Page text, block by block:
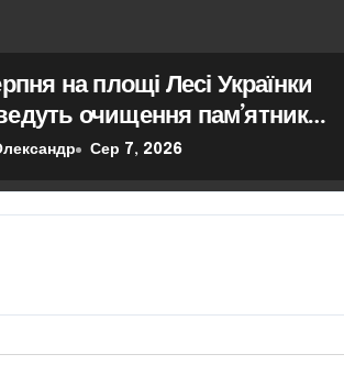
на площі Лесі Українки
очищення пам’ятника
Сер 7, 2026